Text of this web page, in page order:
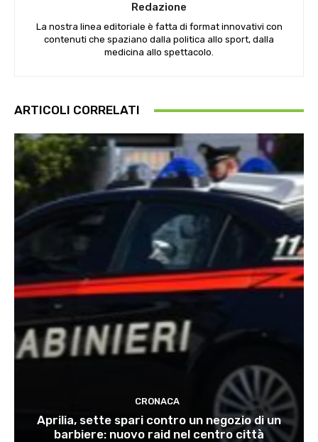
Redazione
La nostra linea editoriale è fatta di format innovativi con
contenuti che spaziano dalla politica allo sport, dalla
medicina allo spettacolo.
ARTICOLI CORRELATI
CRONACA
Aprilia, sette spari contro un negozio di un
barbiere: nuovo raid nel centro città